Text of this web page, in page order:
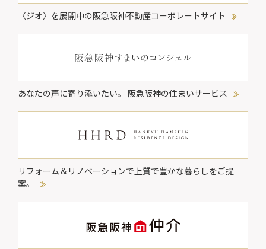
〈ジオ〉を展開中の阪急阪神不動産コーポレートサイト
あなたの声に寄り添いたい。 阪急阪神の住まいサービス
リフォーム＆リノベーションで 上質で豊かな暮らしをご提
案。